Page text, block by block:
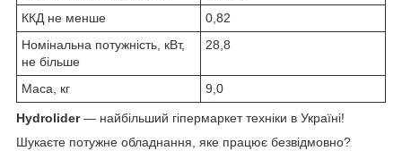
ККД не менше
0,82
Номінальна потужність, кВт,
не більше
28,8
Маса, кг 9,0
Hydrolider— найбільший гіпермаркет техніки в Україні!
Шукаєте потужне обладнання, яке працює безвідмовно?